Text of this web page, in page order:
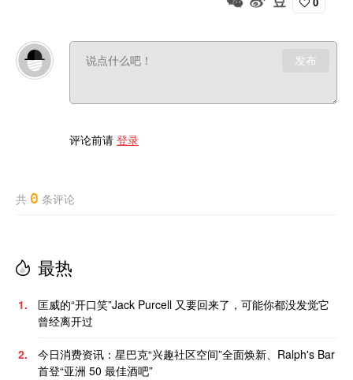
0
发布
评论前请 登录
共 0 条评论
最热
1.
匡威的“开口笑”Jack Purcell 又要回来了，可能你都没发觉它
曾经离开过
2.
今日消费资讯：星巴克“兴趣社区空间”全面焕新、Ralph's Bar
首登“亚洲 50 最佳酒吧”